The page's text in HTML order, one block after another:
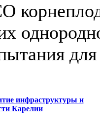
инфраструктуры и
Карелии